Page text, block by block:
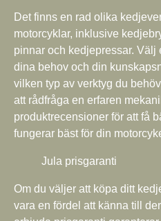
Det finns en rad olika
motorcyklar, inklusive
pinnar och kedjepressar. Välj
dina behov och din
vilken typ av verktyg du
att rådfråga en erfaren
produktrecensioner för att få
fungerar bäst för din
Jula prisgaranti
Om du väljer att köpa ditt
vara en fördel att känna till